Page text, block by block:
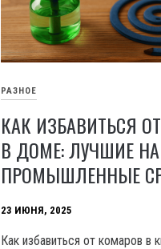
РАЗНОЕ
КАК ИЗБАВИТЬСЯ
В ДОМЕ: ЛУЧШИЕ
ПРОМЫШЛЕННЫЕ
23 ИЮНЯ, 2025
Как избавиться от комаров в